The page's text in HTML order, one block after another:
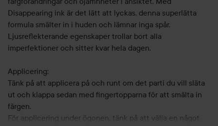
Disappearing ink är det lätt att lyckas, denna superlätta
formula smälter in i huden och lämnar inga spår.
Ljusreflekterande egenskaper trollar bort alla
imperfektioner och sitter kvar hela dagen.
Applicering:
Tänk på att applicera på och runt om det parti du vill släta
ut och klappa sedan med fingertopparna för att smälta in
färgen.
För applicering under ögonen, tänk på att välja en något